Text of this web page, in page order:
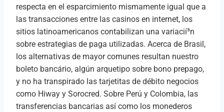
respecta en el esparcimiento mismamente­ igual que a
las transacciones entre las casinos en internet, los
sitios latinoamericanos contabilizan una variacií³n
sobre estrategias de paga utilizadas. Acerca de Brasil,
los alternativas de mayor comunes resultan nuestro
boleto bancário, algún arquetipo sobre bono prepago,
y no ha transpirado las tarjetitas de débito negocios
como Hiway y Sorocred. Sobre Perú y Colombia, las
transferencias bancarias así­ como los monederos